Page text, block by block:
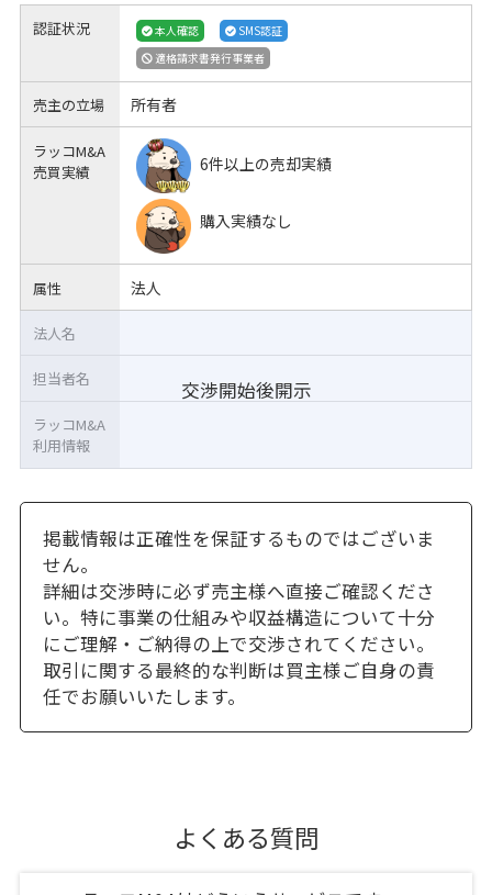
認証状況 本人確認
SMS認証
適格請求書発行事業者
売主の立場 所有者
ラッコM&A
売買実績
6件以上の売却実績
購入実績なし
属性 法人
交渉開始後開示
法人名
担当者名
ラッコM&A
利用情報
掲載情報は正確性を保証するものではございま
せん。
詳細は交渉時に必ず売主様へ直接ご確認くださ
い。特に事業の仕組みや収益構造について十分
にご理解・ご納得の上で交渉されてください。
取引に関する最終的な判断は買主様ご自身の責
任でお願いいたします。
よくある質問